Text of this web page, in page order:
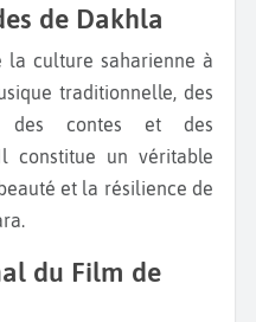
de Dakhla
traditionnelle, des
des contes et des
constitue un véritable
et la résilience de